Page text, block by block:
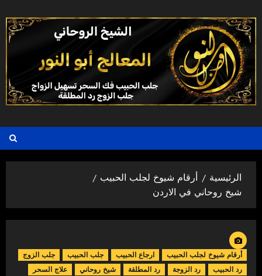
إلى
المحتوى
الرئيسية
أرقام شيوخ لجلب الحبيب
شيخ روحاني في الاردن
أرقام شيوخ لجلب الحبيب ارجاع الحبيب جلب الحبيب
جلب الزوج
رد الحبيب
رد الزوجة رد المطلقة شيخ روحاني
علاج السحر